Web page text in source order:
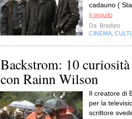
cadauno (
il seguito
Da Bradipo
CINEMA
Backstrom: 10
con Rainn Wilson
Il creatore di
per la
scrittore